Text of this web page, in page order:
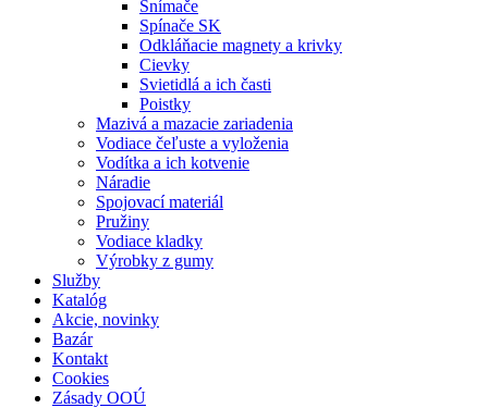
Snímače
Spínače SK
Odkláňacie magnety a krivky
Cievky
Svietidlá a ich časti
Poistky
Mazivá a mazacie zariadenia
Vodiace čeľuste a vyloženia
Vodítka a ich kotvenie
Náradie
Spojovací materiál
Pružiny
Vodiace kladky
Výrobky z gumy
Služby
Katalóg
Akcie, novinky
Bazár
Kontakt
Cookies
Zásady OOÚ